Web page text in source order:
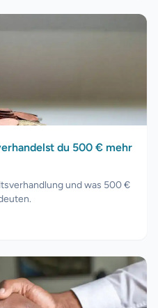
du 500 € mehr
und was 500 €